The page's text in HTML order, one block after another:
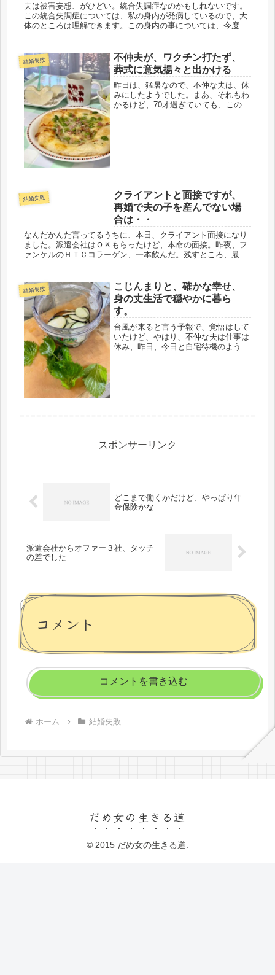
夫は被害妄想、がひどい。統合失調症なのかもしれないです。
この統合失調症については、私の身内が発病しているので、大
体のところは理解できます。この身内の事については、今度、
結婚失敗
不仲夫が、ワクチン打たず、
葬式に意気揚々と出かける
昨日は、猛暑なので、不仲な夫は、休
みにしたようでした。まあ、それもわ
かるけど、70才過ぎていても、この炎
結婚失敗
クライアントと面接ですが、
再婚で夫の子を産んでない場
合は・・
なんだかんだ言ってるうちに、本日、クライアント面接になり
ました。派遣会社はＯＫもらったけど、本命の面接。昨夜、フ
ァンケルのＨＴＣコラーゲン、一本飲んだ。残すところ、最後
結婚失敗
こじんまりと、確かな幸せ、
身の丈生活で穏やかに暮ら
す。
台風が来ると言う予報で、覚悟はして
いたけど、やはり、不仲な夫は仕事は
休み、昨日、今日と自宅待機のようで
スポンサーリンク
どこまで働くかだけど、やっぱり年
金保険かな
派遣会社からオファー３社、タッチ
の差でした
コメント
コメントを書き込む
ホーム 結婚失敗
だめ女の生きる道
© 2015 だめ女の生きる道.